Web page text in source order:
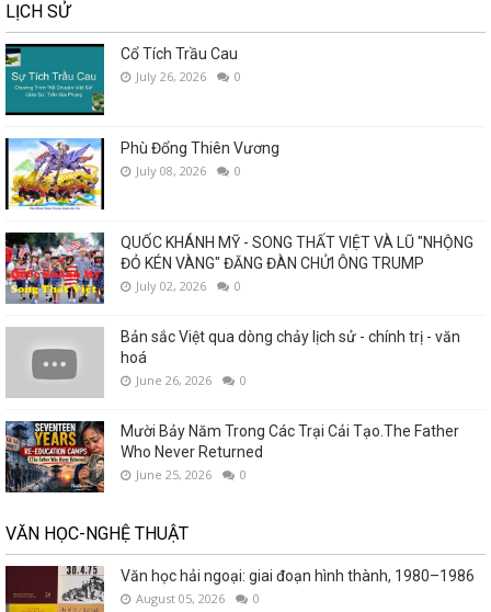
LỊCH SỬ
Cổ Tích Trầu Cau
July 26, 2026 0
Phù Đổng Thiên Vương
July 08, 2026 0
QUỐC KHÁNH MỸ - SONG THẤT VIỆT VÀ LŨ "NHỘNG
ĐỎ KÉN VÀNG" ĐĂNG ĐÀN CHỬI ÔNG TRUMP
July 02, 2026 0
Bản sắc Việt qua dòng chảy lịch sử - chính trị - văn
hoá
June 26, 2026 0
Mười Bảy Năm Trong Các Trại Cải Tạo.The Father
Who Never Returned
June 25, 2026 0
VĂN HỌC-NGHỆ THUẬT
Văn học hải ngoại: giai đoạn hình thành, 1980–1986
August 05, 2026 0